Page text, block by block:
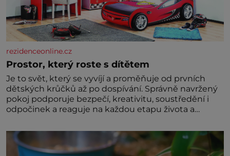
rezidenceonline.cz
Prostor, který roste s dítětem
Je to svět, který se vyvíjí a proměňuje od prvních
dětských krůčků až po dospívání. Správně navržený
pokoj podporuje bezpečí, kreativitu, soustředění i
odpočinek a reaguje na každou etapu života a
jednoduchost, měkkost a bezpečí, proto by pokoj
miminka měl působit především klidně a útulně.
Předškolní věk je